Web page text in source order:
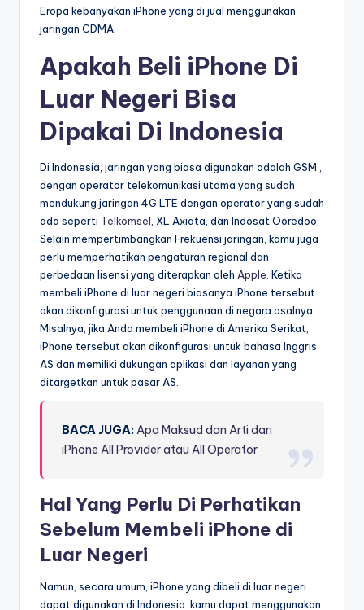
Eropa kebanyakan iPhone yang di jual menggunakan
jaringan CDMA.
Apakah Beli iPhone Di
Luar Negeri Bisa
Dipakai Di Indonesia
Di Indonesia, jaringan yang biasa digunakan adalah GSM ,
dengan operator telekomunikasi utama yang sudah
mendukung jaringan 4G LTE dengan operator yang sudah
ada seperti Telkomsel , XL Axiata, dan Indosat Ooredoo.
Selain mempertimbangkan Frekuensi jaringan, kamu juga
perlu memperhatikan pengaturan regional dan
perbedaan lisensi yang diterapkan oleh Apple . Ketika
membeli iPhone di luar negeri biasanya iPhone tersebut
akan dikonfigurasi untuk penggunaan di negara asalnya.
Misalnya, jika Anda membeli iPhone di Amerika Serikat,
iPhone tersebut akan dikonfigurasi untuk bahasa Inggris
AS dan memiliki dukungan aplikasi dan layanan yang
ditargetkan untuk pasar AS.
BACA JUGA:Apa Maksud dan Arti dari
iPhone All Provider atau All Operator
Hal Yang Perlu Di Perhatikan
Sebelum Membeli iPhone di
Luar Negeri
Namun, secara umum, iPhone yang dibeli di luar negeri
dapat digunakan di Indonesia. kamu dapat menggunakan